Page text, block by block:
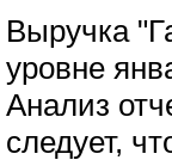
Выручка
уровне
Анализ
следует,